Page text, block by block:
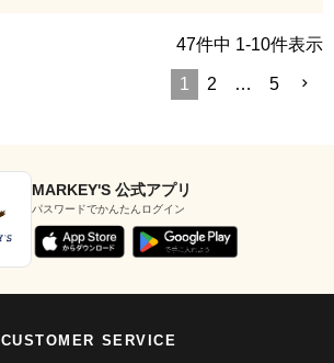
47件中 1-10件表示
1 2 … 5
MARKEY'S 公式アプリ
パスワードでかんたんログイン
CUSTOMER SERVICE